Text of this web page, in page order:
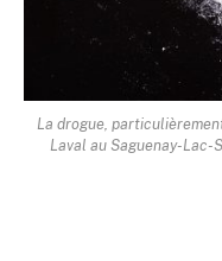
La drogue,
Laval au Saguenay-Lac-